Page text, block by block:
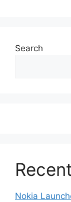
Search
Nokia